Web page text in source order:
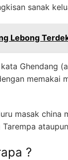
sanak
Lebong
Ghendang
memakai
masak china
?